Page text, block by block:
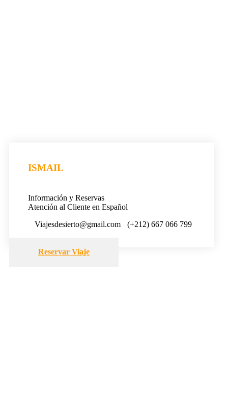
ISMAIL
Información y Reservas
Atención al Cliente en Español
Viajesdesierto@gmail.com
(+212) 667 066 799
Reservar Viaje